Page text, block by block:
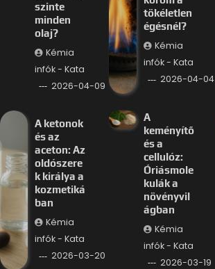
szinte
minden
olaj?
Kémia
infók - Kata
2026-04-09
tökéletlen
égésnél?
Kémia
infók - Kata
2026-04-04
A ketonok
és az
aceton: Az
oldószere
k királya a
kozmetiká
ban
Kémia
infók - Kata
2026-03-20
A
keményítő
és a
cellulóz:
Óriásmole
kulák a
növényvil
ágban
Kémia
infók - Kata
2026-03-19